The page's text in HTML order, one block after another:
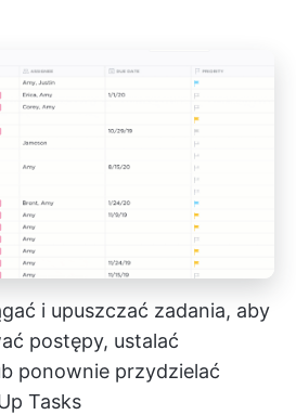
i upuszczać zadania, aby
postępy, ustalać
ponownie przydzielać
Tasks